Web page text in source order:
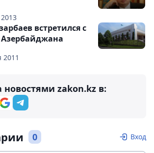
2011
встретился с
новостями zakon.kz в:
0 Вход